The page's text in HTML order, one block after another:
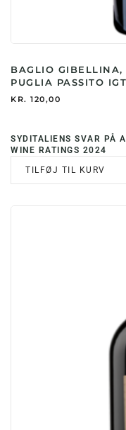
BAGLIO GIBELLINA,
PUGLIA PASSITO
KR. 120,00
SYDITALIENS SVAR PÅ
WINE RATINGS 2024
TILFØJ TIL KURV